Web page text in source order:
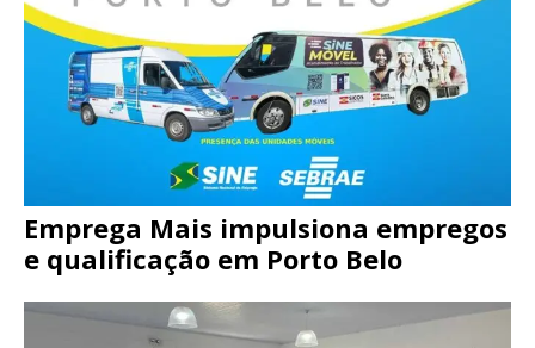
Emprega Mais impulsiona empregos
e qualificação em Porto Belo